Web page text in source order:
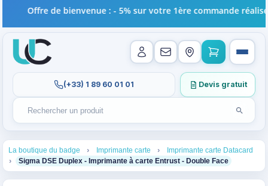
Rechercher un produit
Recherches récentes au focus. Tapez au moins 2
Lancer
(+33) 1 89 60 01 01 Devis gratuit
Offre de bienvenue : - 5% sur votre 1ère commande réalisée
La boutique du badge Imprimante carte Imprimante carte Datacard
Sigma DSE Duplex - Imprimante à carte Entrust - Double Face 4